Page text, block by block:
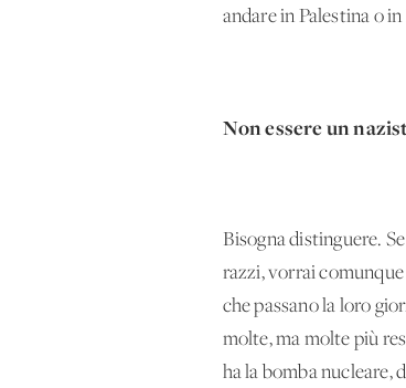
andare in Palestina o
Non essere un
Bisogna distinguere.
razzi, vorrai
che passano la loro
molte, ma molte più
ha la bomba nucleare,